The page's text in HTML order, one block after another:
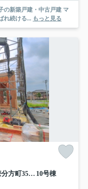
☆ 八王子で選ばれ続ける... もっと見る
『八王子市新築戸建て』八王子市上壱分方町359-5【仲介手数料無料】 ２４－２期 10号棟